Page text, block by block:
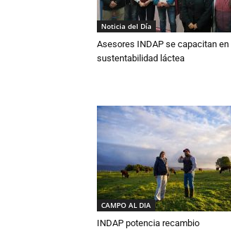
Noticia del Día
Asesores INDAP se capacitan en
sustentabilidad láctea
CAMPO AL DIA
INDAP potencia recambio